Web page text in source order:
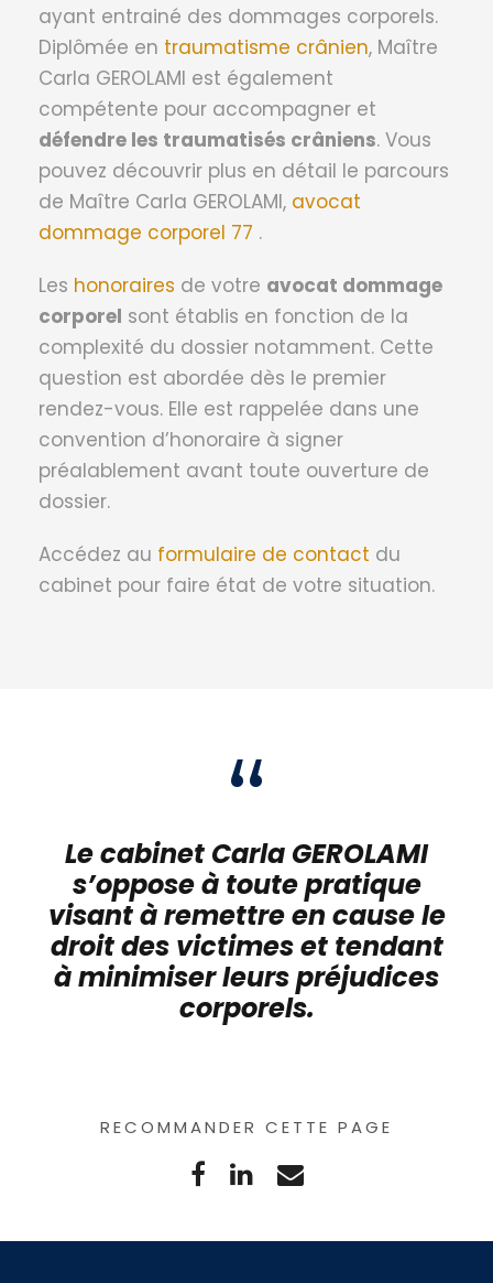
ayant entrainé des dommages corporels.
Diplômée en traumatisme crânien, Maître
Carla GEROLAMI est également
compétente pour accompagner et
défendre les traumatisés crâniens. Vous
pouvez découvrir plus en détail le parcours
de Maître Carla GEROLAMI, avocat
dommage corporel 77 .
Les honoraires de votre avocat dommage
corporel sont établis en fonction de la
complexité du dossier notamment. Cette
question est abordée dès le premier
rendez-vous. Elle est rappelée dans une
convention d’honoraire à signer
préalablement avant toute ouverture de
dossier.
Accédez au formulaire de contact du
cabinet pour faire état de votre situation.
“
Le cabinet Carla GEROLAMI
s’oppose à toute pratique
visant à remettre en cause le
droit des victimes et tendant
à minimiser leurs préjudices
corporels.
RECOMMANDER CETTE PAGE